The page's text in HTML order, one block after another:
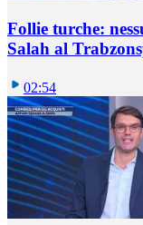
Follie turche:
Salah al
02:54